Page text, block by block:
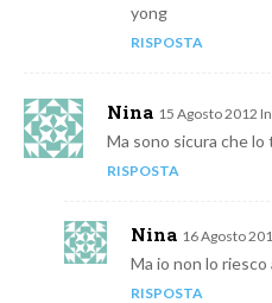
yong
RISPOSTA
Nina 15 Agosto 2012
Ma sono sicura che
RISPOSTA
Nina 16 Agosto
Ma io non lo
RISPOSTA